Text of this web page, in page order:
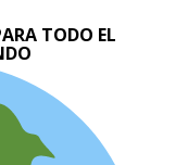
TODO EL